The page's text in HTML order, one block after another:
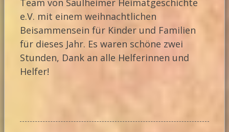
Team von Saulheimer Heimatgeschichte
e.V. mit einem weihnachtlichen
Beisammensein für Kinder und Familien
für dieses Jahr. Es waren schöne zwei
Stunden, Dank an alle Helferinnen und
Helfer!